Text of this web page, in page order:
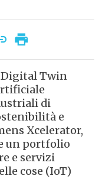
Digital Twin
di
e
Xcelerator,
un portfolio
e servizi
cose (IoT)